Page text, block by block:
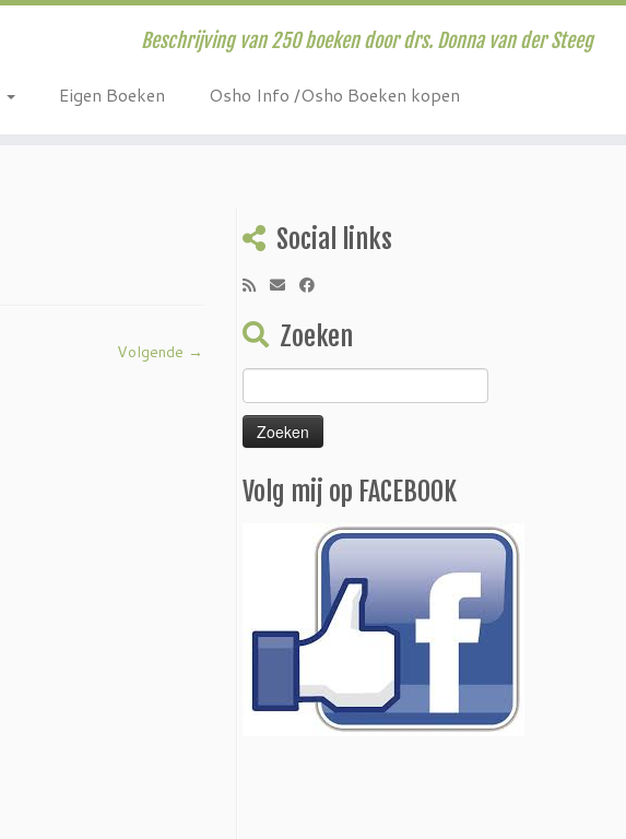
Beschrijving van 250 boeken door drs. Donna van der Steeg
Eigen Boeken Osho Info /Osho Boeken kopen
Volgende →
Social links
Zoeken
naar:
Volg mij op FACEBOOK